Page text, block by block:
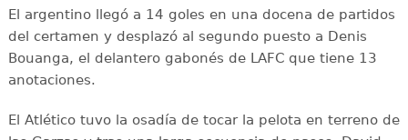
El argentino llegó a 14 goles en una docena de partidos
del certamen y desplazó al segundo puesto a Denis
Bouanga, el delantero gabonés de LAFC que tiene 13
anotaciones.
El Atlético tuvo la osadía de tocar la pelota en terreno de